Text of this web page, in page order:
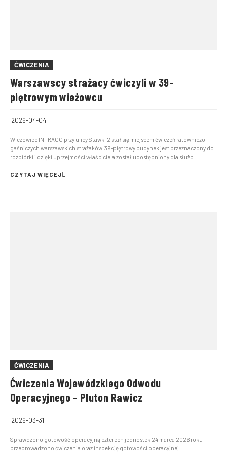
ĆWICZENIA
Warszawscy strażacy ćwiczyli w 39-
piętrowym wieżowcu
2026-04-04
Wieżowiec INTRACO przy ulicy Stawki 2 stał się miejscem ćwiczeń ratowniczo-
gaśniczych warszawskich strażaków. 39-piętrowy budynek jest przeznaczony do
rozbiórki i dzięki uprzejmości właściciela został udostępniony dla służb
JRG 9 i JRG Akademii Pożarniczej ć...
CZYTAJ WIĘCEJ
ĆWICZENIA
Ćwiczenia Wojewódzkiego Odwodu
Operacyjnego – Pluton Rawicz
2026-03-31
Sprawdzono gotowość operacyjną czterech jednostek 24 marca 2026 roku
przeprowadzono ćwiczenia oraz inspekcję gotowości operacyjnej